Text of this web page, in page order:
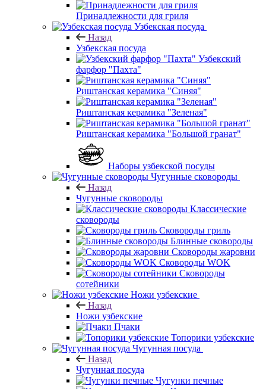
Принадлежности для гриля
Узбекская посуда
Назад
Узбекская посуда
Узбекский
фарфор "Пахта"
Риштанская керамика "Синяя"
Риштанская керамика "Зеленая"
Риштанская керамика "Большой гранат"
Наборы узбекской посуды
Чугунные сковороды
Назад
Чугунные сковороды
Классические
сковороды
Сковороды гриль
Блинные сковороды
Сковороды жаровни
Сковороды WOK
Сковороды
сотейники
Ножи узбекские
Назад
Ножи узбекские
Пчаки
Топорики узбекские
Чугунная посуда
Назад
Чугунная посуда
Чугунки печные